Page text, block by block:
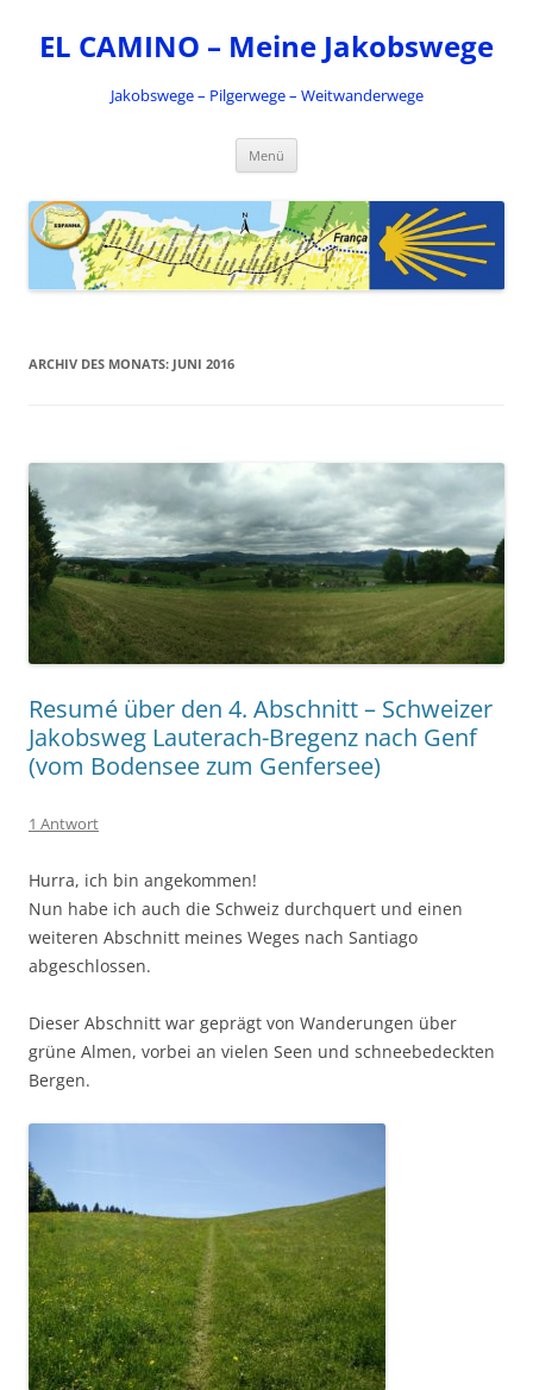
springen
EL CAMINO – Meine Jakobswege
Jakobswege – Pilgerwege – Weitwanderwege
Menü
ARCHIV DES MONATS: JUNI 2016
Resumé über den 4. Abschnitt – Schweizer
Jakobsweg Lauterach-Bregenz nach Genf
(vom Bodensee zum Genfersee)
1 Antwort
Hurra, ich bin angekommen!
Nun habe ich auch die Schweiz durchquert und einen
weiteren Abschnitt meines Weges nach Santiago
abgeschlossen.
Dieser Abschnitt war geprägt von Wanderungen über
grüne Almen, vorbei an vielen Seen und schneebedeckten
Bergen.